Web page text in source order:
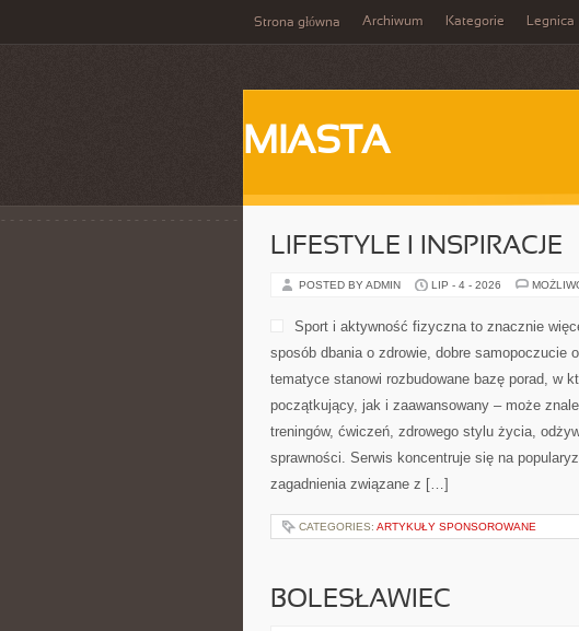
Strona główna Archiwum Kategorie Legnica
MIASTA
LIFESTYLE I INSPIRACJE
POSTED BY ADMIN LIP - 4 - 2026
Sport i aktywność fizyczna to znacznie
sposób dbania o zdrowie, dobre samopoczucie
tematyce stanowi rozbudowane bazę porad, w
początkujący, jak i zaawansowany – może
treningów, ćwiczeń, zdrowego stylu życia,
sprawności. Serwis koncentruje się na
zagadnienia związane z […]
CATEGORIES: ARTYKUŁY SPONSOROWANE
BOLESŁAWIEC